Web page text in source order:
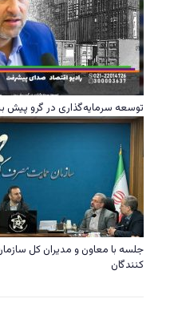
توسعه سرمایه‌گذاری در گرو پیش
جلسه با معاون و مدیران کل
کنندگان